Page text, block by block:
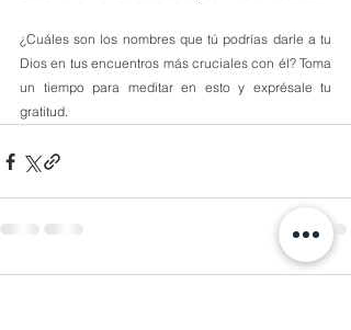
¿Cuáles son los nombres que tú podrías darle a tu
Dios en tus encuentros más cruciales con él? Toma
un tiempo para meditar en esto y exprésale tu
gratitud.